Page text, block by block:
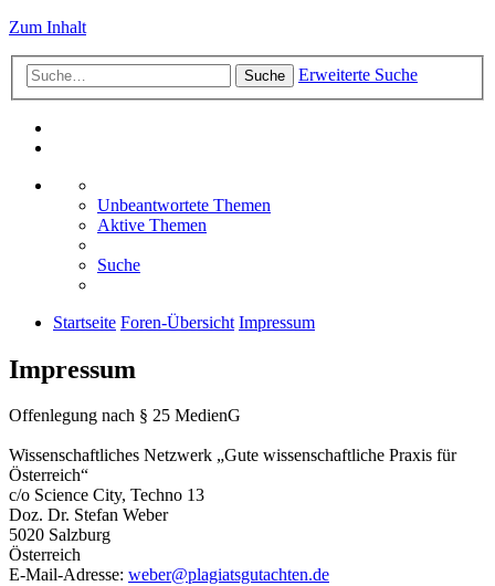
Zum Inhalt
Suche Erweiterte Suche
Unbeantwortete Themen
Aktive Themen
Suche
Startseite Foren-Übersicht Impressum
Impressum
Offenlegung nach § 25 MedienG
Wissenschaftliches Netzwerk „Gute wissenschaftliche Praxis für
Österreich“
c/o Science City, Techno 13
Doz. Dr. Stefan Weber
5020 Salzburg
Österreich
E-Mail-Adresse: weber@plagiatsgutachten.de